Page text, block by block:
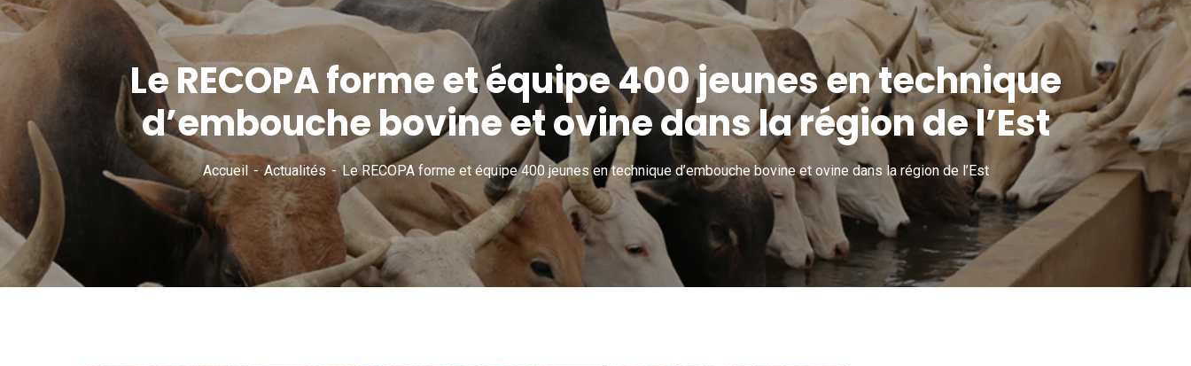
Le RECOPA forme et équipe 400 jeunes en technique
d’embouche bovine et ovine dans la région de l’Est
Accueil Actualités Le RECOPA forme et équipe 400 jeunes en technique d’embouche bovine et ovine dans la région de l’Est